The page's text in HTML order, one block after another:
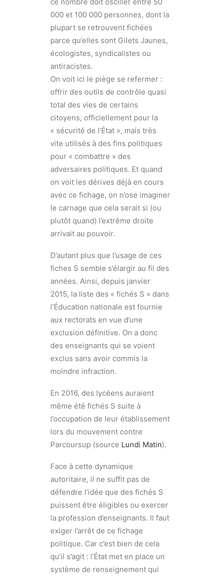
000 et 100 000 personnes, dont la
plupart se retrouvent fichées
parce qu’elles sont Gilets Jaunes,
écologistes, syndicalistes ou
antiracistes.
On voit ici le piège se refermer :
offrir des outils de contrôle quasi
total des vies de certains
citoyens, officiellement pour la
« sécurité de l’État », mais très
vite utilisés à des fins politiques
pour « combattre » des
adversaires politiques. Et quand
on voit les dérives déjà en cours
avec ce fichage, on n’ose imaginer
le carnage que cela serait si (ou
plutôt quand) l’extrême droite
arrivait au pouvoir.
D’autant plus que l’usage de ces
fiches S semble s’élargir au fil des
années. Ainsi, depuis janvier
2015, la liste des « fichés S » dans
l’Éducation nationale est fournie
aux rectorats en vue d’une
exclusion définitive. On a donc
des enseignants qui se voient
exclus sans avoir commis la
moindre infraction.
En 2016, des lycéens auraient
même été fichés S suite à
l’occupation de leur établissement
lors du mouvement contre
Parcoursup (source Lundi Matin).
Face à cette dynamique
autoritaire, il ne suffit pas de
défendre l’idée que des fichés S
puissent être éligibles ou exercer
la profession d’enseignants. Il faut
exiger l’arrêt de ce fichage
politique. Car c’est bien de cela
qu’il s’agit : l’État met en place un
système de renseignement qui